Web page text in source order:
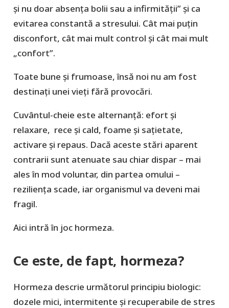
și nu doar absența bolii sau a infirmității” şi ca
evitarea constantă a stresului. Cât mai puțin
disconfort, cât mai mult control şi cât mai mult
„confort”.
Toate bune şi frumoase, însă noi nu am fost
destinaţi unei vieți fără provocări.
Cuvântul-cheie este alternanță: efort și
relaxare, rece și cald, foame și sațietate,
activare și repaus. Dacă aceste stări aparent
contrarii sunt atenuate sau chiar dispar – mai
ales în mod voluntar, din partea omului –
rezilienţa scade, iar organismul va deveni mai
fragil.
Aici intră în joc hormeza.
Ce este, de fapt, hormeza?
Hormeza descrie următorul principiu biologic:
dozele mici, intermitente și recuperabile de stres